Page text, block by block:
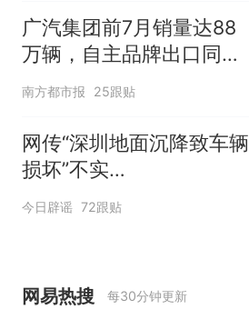
广汽集团前7月销量达88
万辆，自主品牌出口同比
增130%
南方都市报 25跟贴
网传“深圳地面沉降致车辆
损坏”不实
（2026·08·06）
今日辟谣 72跟贴
网易热搜 每30分钟更新